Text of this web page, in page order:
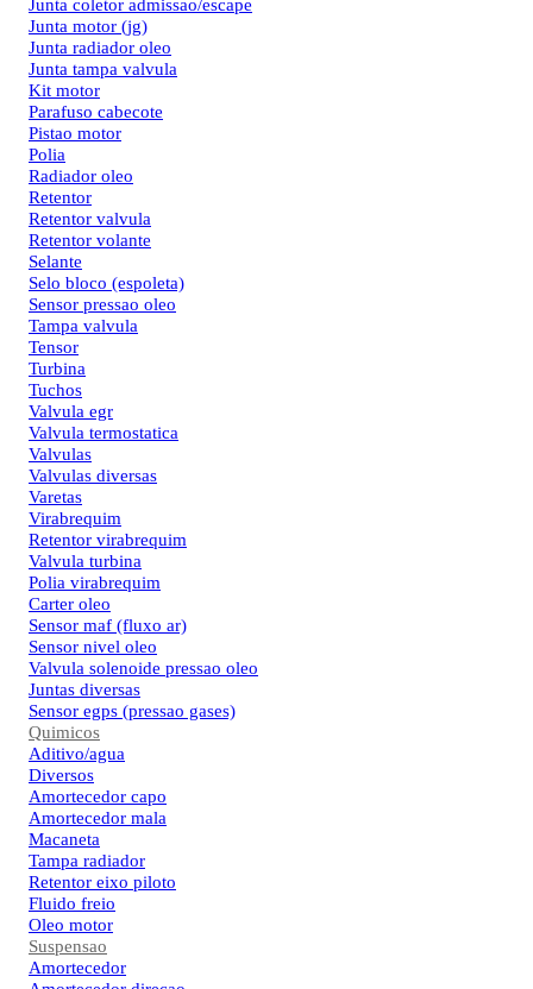
Junta coletor admissao/escape
Junta motor (jg)
Junta radiador oleo
Junta tampa valvula
Kit motor
Parafuso cabecote
Pistao motor
Polia
Radiador oleo
Retentor
Retentor valvula
Retentor volante
Selante
Selo bloco (espoleta)
Sensor pressao oleo
Tampa valvula
Tensor
Turbina
Tuchos
Valvula egr
Valvula termostatica
Valvulas
Valvulas diversas
Varetas
Virabrequim
Retentor virabrequim
Valvula turbina
Polia virabrequim
Carter oleo
Sensor maf (fluxo ar)
Sensor nivel oleo
Valvula solenoide pressao oleo
Juntas diversas
Sensor egps (pressao gases)
Quimicos
Aditivo/agua
Diversos
Amortecedor capo
Amortecedor mala
Macaneta
Tampa radiador
Retentor eixo piloto
Fluido freio
Oleo motor
Suspensao
Amortecedor